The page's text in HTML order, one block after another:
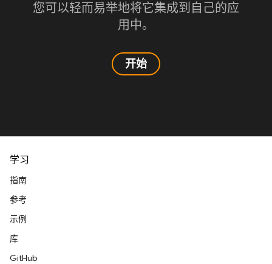
您可以轻而易举地将它集成到自己的应
用中。
开始
学习
指南
参考
示例
库
GitHub